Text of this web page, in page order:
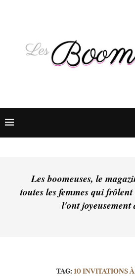
Les boomeuses, le
toutes les femmes qui
l'ont joyeusement
TAG: 10 INVITATIONS